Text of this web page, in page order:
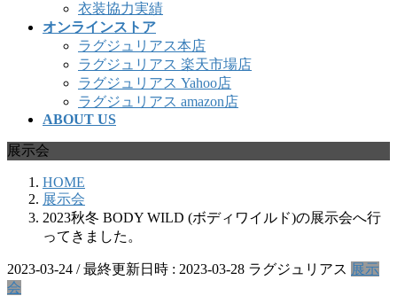
衣装協力実績
オンラインストア
ラグジュリアス本店
ラグジュリアス 楽天市場店
ラグジュリアス Yahoo店
ラグジュリアス amazon店
ABOUT US
展示会
HOME
展示会
2023秋冬 BODY WILD (ボディワイルド)の展示会へ行
ってきました。
2023-03-24 / 最終更新日時 : 2023-03-28 ラグジュリアス 展示
会